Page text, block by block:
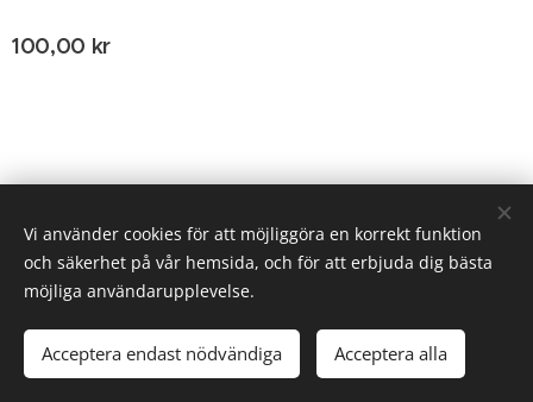
100,00 kr
Tillfälligt slut
© 2020 Birgitta Helm, Broestorp 1175, 289 93 Broby
Cookies
Vi använder cookies för att möjliggöra en korrekt funktion
och säkerhet på vår hemsida, och för att erbjuda dig bästa
möjliga användarupplevelse.
Acceptera endast nödvändiga Acceptera alla